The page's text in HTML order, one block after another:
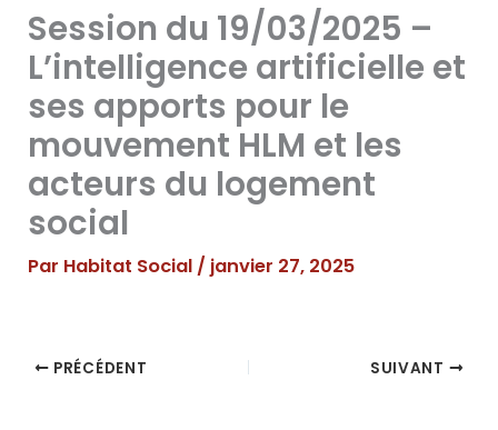
Session du 19/03/2025 –
L’intelligence artificielle et
ses apports pour le
mouvement HLM et les
acteurs du logement
social
Par Habitat Social / janvier 27, 2025
PRÉCÉDENT SUIVANT